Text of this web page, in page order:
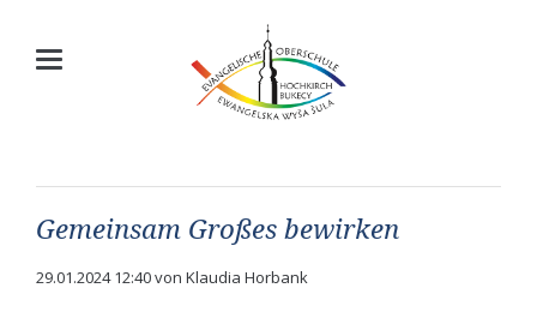
Gemeinsam Großes bewirken
29.01.2024 12:40von Klaudia Horbank